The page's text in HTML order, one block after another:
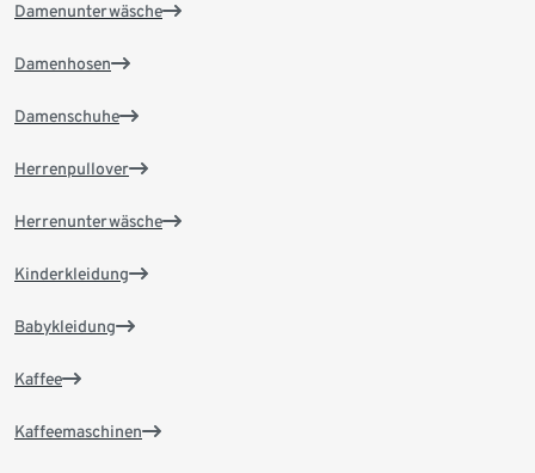
Damenunterwäsche
Damenhosen
Damenschuhe
Herrenpullover
Herrenunterwäsche
Kinderkleidung
Babykleidung
Kaffee
Kaffeemaschinen